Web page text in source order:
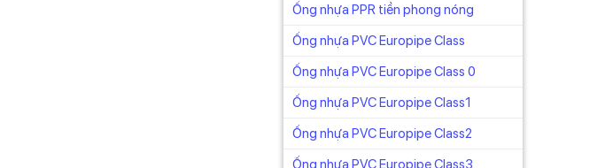
Ống nhựa PPR tiền phong nóng
Ống nhựa PVC Europipe Class
Ống nhựa PVC Europipe Class 0
Ống nhựa PVC Europipe Class1
Ống nhựa PVC Europipe Class2
Ống nhựa PVC Europipe Class3